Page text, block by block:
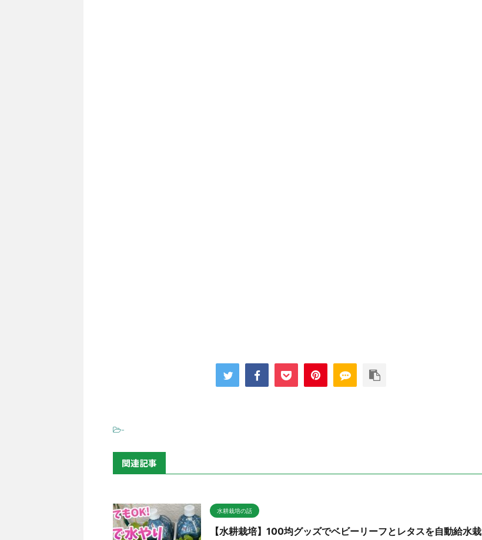
-
関連記事
水耕栽培の話
【水耕栽培】100均グッズでベビーリーフとレタスを自動給水栽